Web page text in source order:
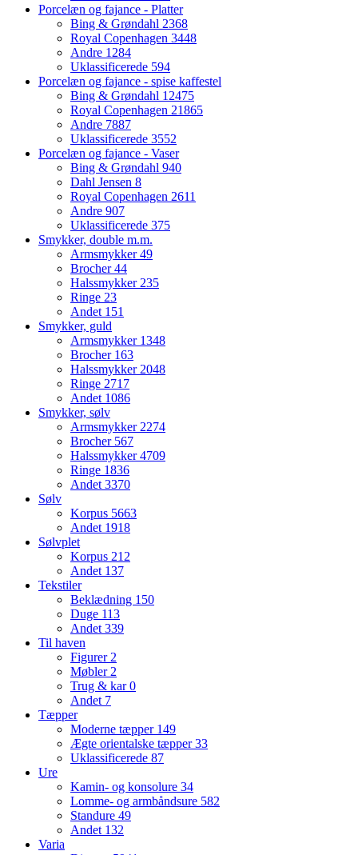
Porcelæn og fajance - Platter
Bing & Grøndahl 2368
Royal Copenhagen 3448
Andre 1284
Uklassificerede 594
Porcelæn og fajance - spise kaffestel
Bing & Grøndahl 12475
Royal Copenhagen 21865
Andre 7887
Uklassificerede 3552
Porcelæn og fajance - Vaser
Bing & Grøndahl 940
Dahl Jensen 8
Royal Copenhagen 2611
Andre 907
Uklassificerede 375
Smykker, double m.m.
Armsmykker49
Brocher44
Halssmykker235
Ringe 23
Andet 151
Smykker, guld
Armsmykker 1348
Brocher 163
Halssmykker2048
Ringe 2717
Andet 1086
Smykker, sølv
Armsmykker2274
Brocher 567
Halssmykker4709
Ringe 1836
Andet3370
Sølv
Korpus 5663
Andet 1918
Sølvplet
Korpus 212
Andet 137
Tekstiler
Beklædning 150
Duge 113
Andet339
Til haven
Figurer2
Møbler2
Trug & kar0
Andet 7
Tæpper
Moderne tæpper 149
Ægte orientalske tæpper33
Uklassificerede 87
Ure
Kamin- og konsolure 34
Lomme- og armbåndsure 582
Standure 49
Andet 132
Varia